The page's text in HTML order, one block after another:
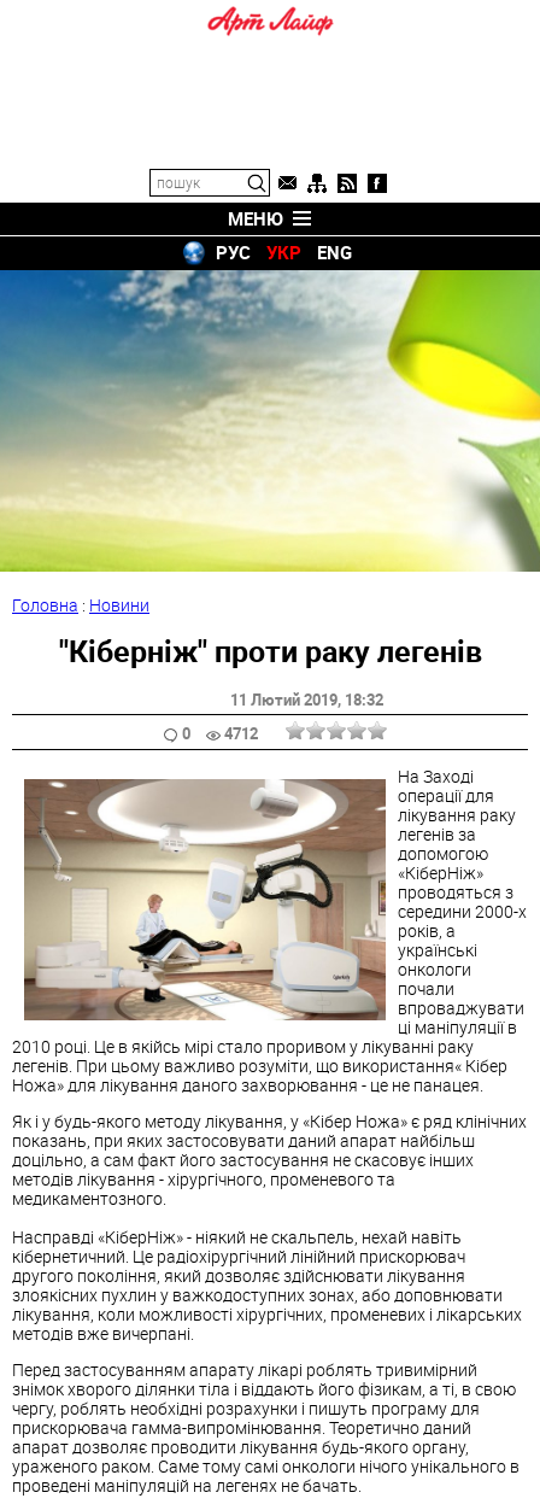
МЕНЮ
РУС
УКР ENG
Головна : Новини
"Кіберніж" проти раку легенів
11 Лютий 2019, 18:32
0
4712
На Заході
операції для
лікування раку
легенів за
допомогою
«КіберНіж»
проводяться з
середини 2000-х
років, а
українські
онкологи
почали
впроваджувати
ці маніпуляції в
2010 році. Це в якійсь мірі стало проривом у лікуванні раку
легенів. При цьому важливо розуміти, що використання« Кібер
Ножа» для лікування даного захворювання - це не панацея.
Як і у будь-якого методу лікування, у «Кібер Ножа» є ряд клінічних
показань, при яких застосовувати даний апарат найбільш
доцільно, а сам факт його застосування не скасовує інших
методів лікування - хірургічного, променевого та
медикаментозного.
Насправді «КіберНіж» - ніякий не скальпель, нехай навіть
кібернетичний. Це радіохірургічний лінійний прискорювач
другого покоління, який дозволяє здійснювати лікування
злоякісних пухлин у важкодоступних зонах, або доповнювати
лікування, коли можливості хірургічних, променевих і лікарських
методів вже вичерпані.
Перед застосуванням апарату лікарі роблять тривимірний
знімок хворого ділянки тіла і віддають його фізикам, а ті, в свою
чергу, роблять необхідні розрахунки і пишуть програму для
прискорювача гамма-випромінювання. Теоретично даний
апарат дозволяє проводити лікування будь-якого органу,
ураженого раком. Саме тому самі онкологи нічого унікального в
проведені маніпуляцій на легенях не бачать.